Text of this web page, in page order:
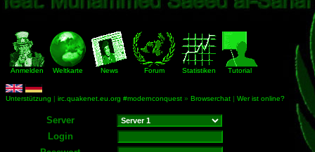
Anmelden Weltkarte News Forum Statistiken Tutorial
Unterstützung | irc.quakenet.eu.org #modernconquest » Browserchat | Wer ist online?
Server
Login